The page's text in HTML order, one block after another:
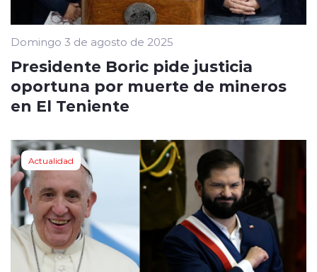
Domingo 3 de agosto de 2025
Presidente Boric pide justicia
oportuna por muerte de mineros
en El Teniente
Actualidad